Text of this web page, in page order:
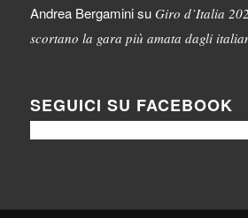
Andrea Bergaminisu Giro d’Italia
scortano la gara più amata dagli
SEGUICI SU FACEBOOK